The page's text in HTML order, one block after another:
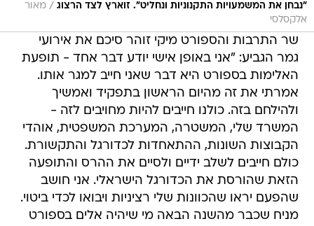
"נבחן את המשמעויות התקנוניות ונחליט". זוארץ לצד הרצוג / מאור
אלקסלסי
שר התרבות והספורט מיקי זוהר סיכם את אירועי
גמר הגביע: "אני באופן אישי יודע דבר אחד - תופעת
האלימות בספורט היא דבר שאני חייב למגר אותו.
אמרתי את זה מהיום הראשון בתפקיד ואמשיך
ולהילחם בזה. כולנו חייבים להיות מחויבים לזה -
המשרד שלי, המשטרה, המערכת המשפטית, אוהדי
הקבוצות השונות, ההתאחדות לכדורגל והתקשורת.
כולם חייבים לשלב ידיים ולסיים את ההרס והתופעה
הזאת שהורסת את הכדורגל הישראלי. אני חושב
שהפעם יראו שהכוונות שלי רציניות ויבואו לכדי ביטוי.
מניח שכבר מהשנה הבאה מי שיהיה אלים בספורט